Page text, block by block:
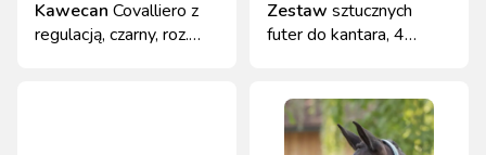
Kawecan Covalliero z
regulacją, czarny, roz.
Zestaw sztucznych
futer do kantara, 4